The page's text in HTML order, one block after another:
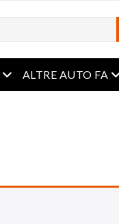
Menu aperto
ALTRE AUTO FA